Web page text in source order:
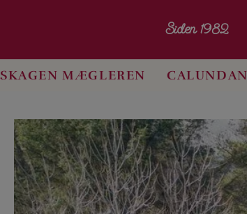
Siden 1982
SKAGEN MÆGLEREN CALUNDAN